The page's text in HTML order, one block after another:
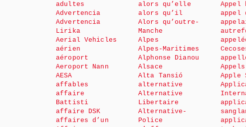
adultes
Advertencia
Advertencia
Lirika
Aerial Vehicles
aérien
aéroport
Aeroport Nann
AESA
affables
affaire
Battisti
affaire DSK
affaires d’un
alors qu’elle
alors qu’il
Alors qu’outre-
Manche
Alpes
Alpes-Maritimes
Alphonse Dianou
Alsace
Alta Tansió
alternative
Alternative
Libertaire
Alternative-
Police
Appel
appel
Appels
Apple